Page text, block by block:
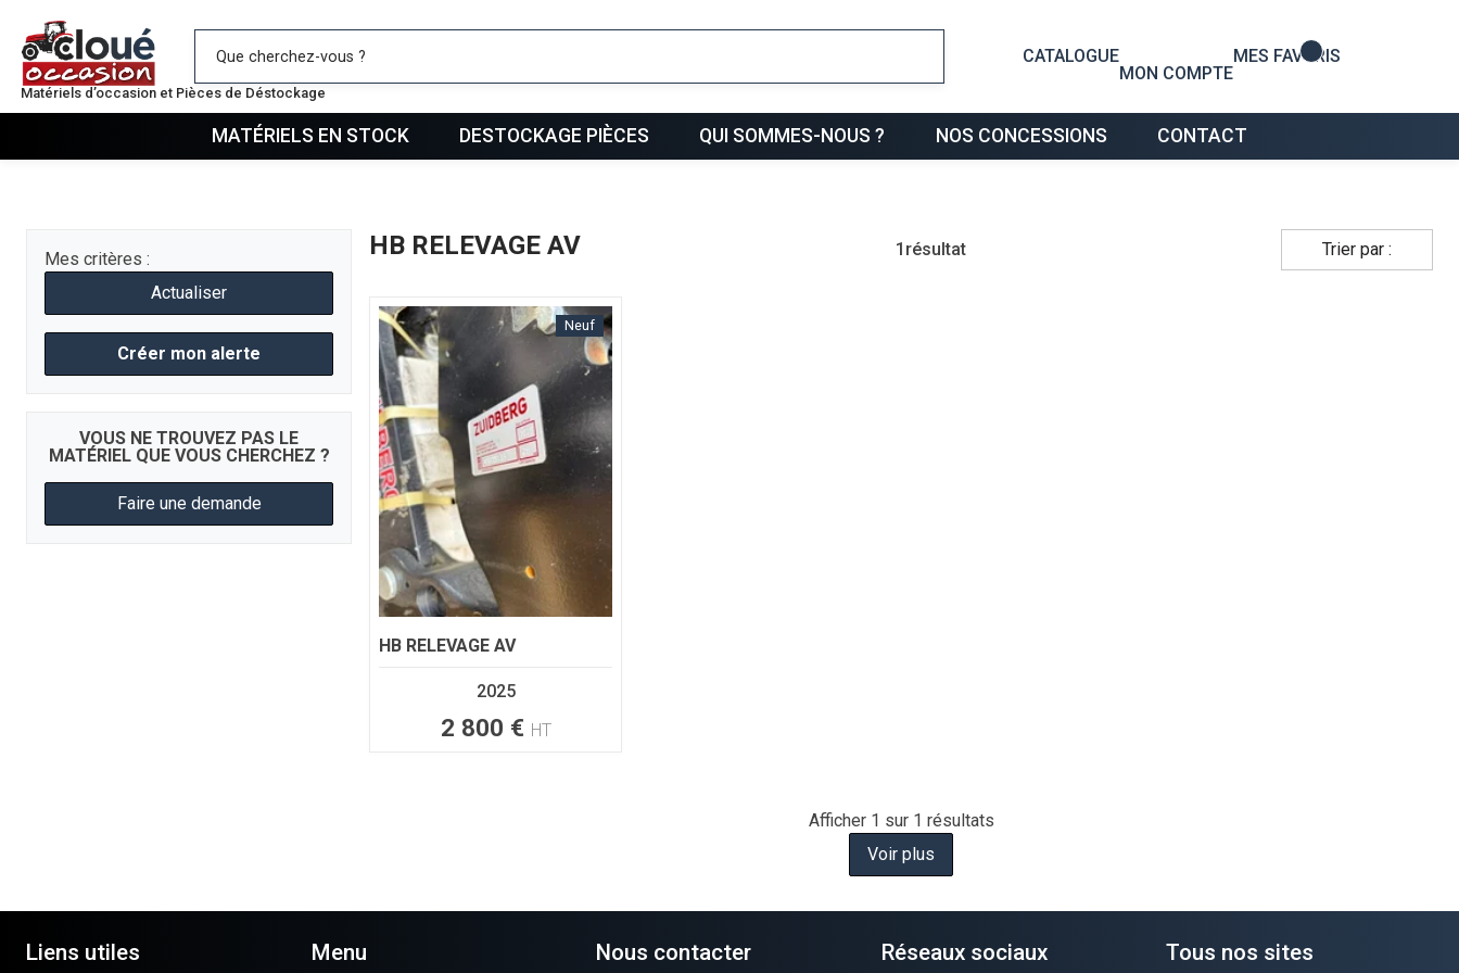
Matériels d’occasion et Pièces de Déstockage
CATALOGUE
MON COMPTE
MES FAVORIS
Mes favoris
MATÉRIELS EN STOCK DESTOCKAGE PIÈCES QUI SOMMES-NOUS ? NOS CONCESSIONS CONTACT
Mes critères :
Actualiser
Créer mon alerte
VOUS NE TROUVEZ PAS LE
MATÉRIEL QUE VOUS CHERCHEZ ?
Faire une demande
HB RELEVAGE AV 1 résultat Trier par :
Neuf
HB RELEVAGE AV
2025
2 800 € HT
Afficher 1 sur 1 résultats
Voir plus
Liens utiles Menu Nous contacter Réseaux sociaux Tous nos sites